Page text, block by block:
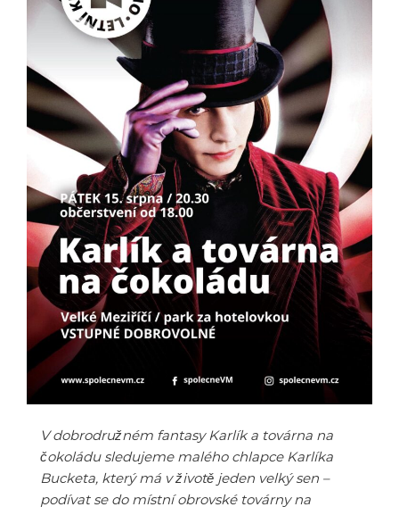
V dobrodružném fantasy Karlík a továrna na
čokoládu sledujeme malého chlapce Karlíka
Bucketa, který má v životě jeden velký sen –
podívat se do místní obrovské továrny na